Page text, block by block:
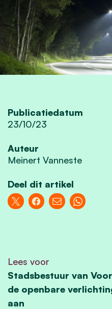
Publicatiedatum
23/10/23
Auteur
Meinert Vanneste
Deel dit artikel
Lees voor
Stadsbestuur van
de openbare
aan